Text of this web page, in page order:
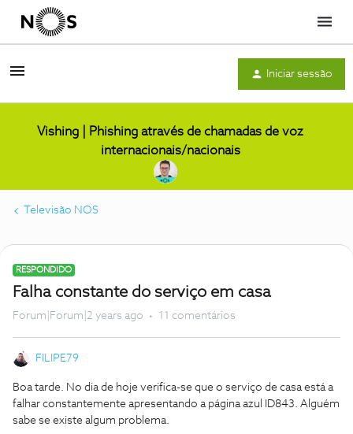
Menu
Iniciar sessão
Vishing | Phishing através de chamadas de voz
internacionais/nacionais
Televisão NOS
RESPONDIDO
Falha constante do serviço em casa
Forum|Forum|2 years ago 11 comentários
FILIPE79
Boa tarde. No dia de hoje verifica-se que o serviço de casa está a
falhar constantemente apresentando a página azul ID843. Alguém
sabe se existe algum problema.